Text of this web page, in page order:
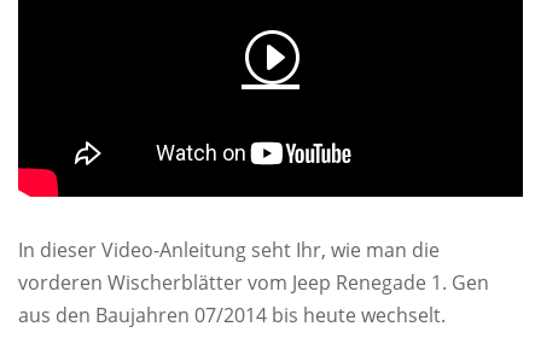
In dieser Video-Anleitung seht Ihr, wie man die
vorderen Wischerblätter vom Jeep Renegade 1. Gen
aus den Baujahren 07/2014 bis heute wechselt.